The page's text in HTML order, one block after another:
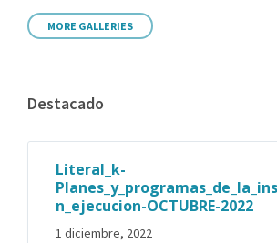
MORE GALLERIES
Destacado
Literal_k-
n_ejecucion-OCTUBRE-2022
1 diciembre, 2022